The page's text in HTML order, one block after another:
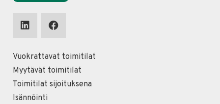
Vuokrattavat toimitilat
Myytävät toimitilat
Toimitilat sijoituksena
Isännöinti